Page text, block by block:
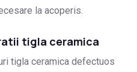
la acoperis.
tigla ceramica
tigla ceramica defectuos